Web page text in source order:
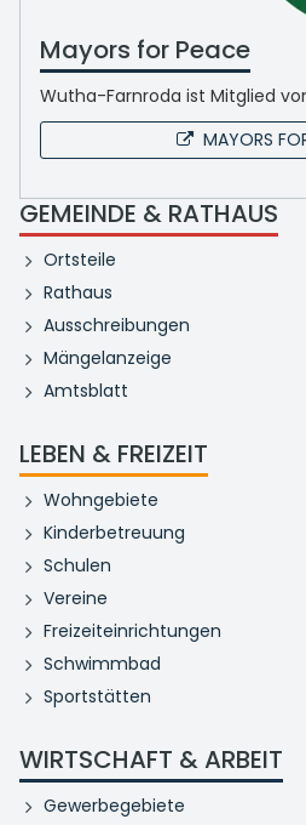
Mayors for Peace
Wutha-Farnroda ist Mitglied
MAYORS
GEMEINDE & RATHAUS
Ortsteile
Rathaus
Ausschreibungen
Mängelanzeige
Amtsblatt
LEBEN & FREIZEIT
Wohngebiete
Kinderbetreuung
Schulen
Vereine
Freizeiteinrichtungen
Schwimmbad
Sportstätten
WIRTSCHAFT & ARBEIT
Gewerbegebiete